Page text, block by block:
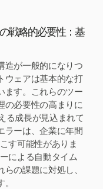
戦略的必要性：基
造が一般的になりつ
ウェアは基本的な打
ます。これらのツー
の必要性の高まりに
る成長が見込まれて
ラーは、企業に年間
す可能性がありま
による自動タイム
の課題に対処し、